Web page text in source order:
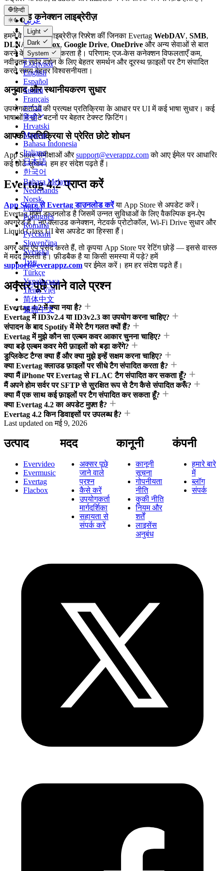
हिन्दी
عربي
Català
Čeština
Dansk
Deutsch
Ελληνικά
English
Español
Suomi
Français
עברית
हिन्दी
Hrvatski
Magyar
Bahasa Indonesia
Italiano
日本語
한국어
Bahasa Melayu
Nederlands
Norsk
Polski
Português
Română
Русский
Slovenčina
Svenska
ไทย
Türkçe
Українська
Tiếng Việt
简体中文
繁體中文
Light
Dark
System
अपडेटेड कनेक्शन लाइब्रेरीज़
हमने वे आंतरिक लाइब्रेरीज़ रिफ़्रेश कीं जिनका Evertag WebDAV, SMB,
DLNA ,Dropbox, Google Drive, OneDrive और अन्य सेवाओं से बात
करने के लिए उपयोग करता है। परिणाम: एज-केस कनेक्शन विफलताएँ कम,
नवीनतम सर्वर वर्शन के लिए बेहतर समर्थन और दूरस्थ फ़ाइलों पर टैग संपादित
करते समय बेहतर विश्वसनीयता।
अनुवाद और स्थानीयकरण सुधार
उपयोगकर्ताओं की प्रत्यक्ष प्रतिक्रिया के आधार पर UI में कई भाषा सुधार। कई
भाषाओं में छोटे बटनों पर बेहतर टेक्स्ट फ़िटिंग।
आपकी प्रतिक्रिया से प्रेरित छोटे शोधन
App Store समीक्षाओं औरsupport@everappz.comको आए ईमेल पर
कई छोटे सुधार। हम हर संदेश पढ़ते हैं।
Evertag 4.2 प्राप्त करें
App Store से Evertag डाउनलोड करेंया App Store से अपडेट करें।
Evertag मुफ़्त डाउनलोड है जिसमें उन्नत सुविधाओं के लिए वैकल्पिक इन-ऐप
अपग्रेड हैं। नए क्लाउड कनेक्शन, नेटवर्क प्रोटोकॉल, Wi-Fi Drive सुधार और
Liquid Glass UI बेस अपडेट का हिस्सा हैं।
अगर आप ऐप पसंद करते हैं, तो कृपया App Store पर रेटिंग छोड़ें — इससे
में मदद मिलती है। फ़ीडबैक है या किसी समस्या में पड़े? हमें
support@everappz.comपर ईमेल करें। हम हर संदेश पढ़ते हैं।
अक्सर पूछे जाने वाले प्रश्न
Evertag 4.2 में क्या नया है?
Evertag में ID3v2.4 या ID3v2.3 का उपयोग करना चाहिए?
संपादन के बाद Spotify में मेरे टैग गलत क्यों हैं?
Evertag में मुझे कौन सा एल्बम कवर आकार चुनना चाहिए?
क्या बड़े एल्बम कवर मेरी फ़ाइलों को बड़ा करेंगे?
डुप्लिकेट टैग्स क्या हैं और क्या मुझे इन्हें सक्षम करना चाहिए?
क्या Evertag क्लाउड फ़ाइलों पर सीधे टैग संपादित करता है?
क्या मैं iPhone पर Evertag से FLAC टैग संपादित कर सकता हूँ?
मैं अपने होम सर्वर पर SFTP से सुरक्षित रूप से टैग कैसे संपादित करूँ?
क्या मैं एक साथ कई फ़ाइलों पर टैग संपादित कर सकता हूँ?
क्या Evertag 4.2 का अपडेट मुफ़्त है?
Evertag 4.2 किन डिवाइसों पर उपलब्ध है?
Last updated onमई 9, 2026
उत्पाद
Evervideo
Evermusic
Evertag
Flacbox
मदद
अक्सर पूछे
जाने वाले
प्रश्न
कैसे करें
उपयोगकर्ता
मार्गदर्शिका
सहायता से
संपर्क करें
कानूनी
कानूनी
सूचना
गोपनीयता
नीति
कुकी नीति
नियम और
शर्तें
लाइसेंस
अनुबंध
कंपनी
हमारे बारे
में
ब्लॉग
संपर्क